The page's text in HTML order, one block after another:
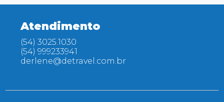
Atendimento
(54) 3025.1030
(54) 999233941
derlene@detravel.com.br